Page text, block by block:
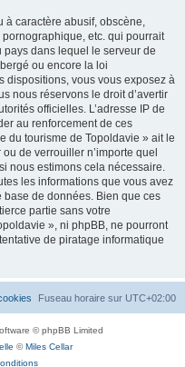
à caractère abusif, obscène,
etc. qui pourrait
dans lequel le serveur de
ou encore la loi
dispositions, vous vous exposez à
nous réservons le droit d’avertir
officielles. L’adresse IP de
au renforcement de ces
du tourisme de Topoldavie » ait le
de verrouiller n’importe quel
nous estimons cela nécessaire.
les informations que vous avez
de données. Bien que ces
partie sans votre
», ni phpBB, ne pourront
de piratage informatique
Fuseau horaire sur UTC+02:00
© phpBB Limited
©Miles Cellar